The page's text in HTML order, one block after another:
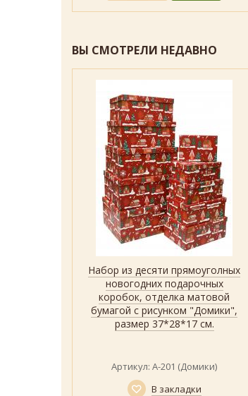
ВЫ СМОТРЕЛИ НЕДАВНО
Быстрый просмотр
Показать
Набор из десяти прямоуголных
новогодних подарочных
коробок, отделка матовой
бумагой с рисунком "Домики",
размер 37*28*17 см.
Артикул: А-201 (Домики)
В закладки